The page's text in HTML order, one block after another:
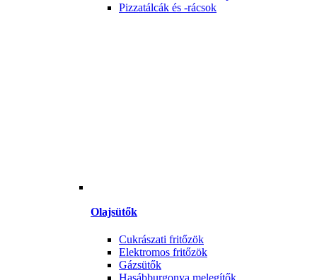
Pizzatálcák és -rácsok
Olajsütők
Cukrászati fritőzök
Elektromos fritőzök
Gázsütők